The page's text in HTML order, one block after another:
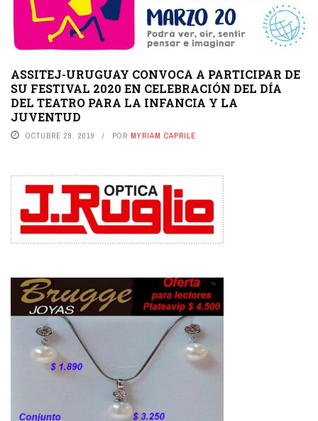
ASSITEJ-URUGUAY CONVOCA A PARTICIPAR DE
SU FESTIVAL 2020 EN CELEBRACIÓN DEL DÍA
DEL TEATRO PARA LA INFANCIA Y LA
JUVENTUD
OCTUBRE 29, 2019 POR MYRIAM CAPRILE